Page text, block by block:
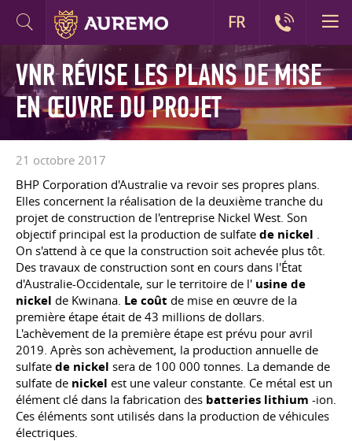
VNR RÉVISE LES PLANS DE MISE
EN ŒUVRE DU PROJET
21 octobre 2017
BHP Corporation d'Australie va revoir ses propres plans.
Elles concernent la réalisation de la deuxième tranche du
projet de construction de l'entreprise Nickel West. Son
objectif principal est la production de sulfate de nickel .
On s'attend à ce que la construction soit achevée plus tôt.
Des travaux de construction sont en cours dans l'État
d'Australie-Occidentale, sur le territoire de l' usine de
nickel de Kwinana. Le coût de mise en œuvre de la
première étape était de 43 millions de dollars.
L'achèvement de la première étape est prévu pour avril
2019. Après son achèvement, la production annuelle de
sulfate de nickel sera de 100 000 tonnes. La demande de
sulfate de nickel est une valeur constante. Ce métal est un
élément clé dans la fabrication des batteries lithium -ion.
Ces éléments sont utilisés dans la production de véhicules
électriques.
FR